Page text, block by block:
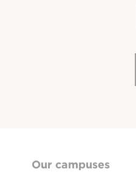
Our campuses